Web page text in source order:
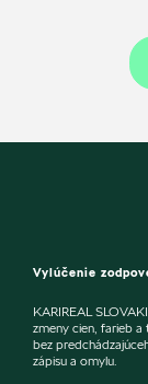
Vylúčenie
KARIREAL
zmeny cien, farieb
bez
zápisu a omylu.